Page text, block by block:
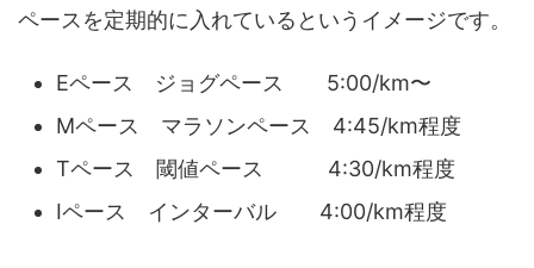
ペースを定期的に入れているというイメージです。
Eペース ジョグペース 5:00/km〜
Mペース マラソンペース 4:45/km程度
Tペース 閾値ペース 4:30/km程度
Iペース インターバル 4:00/km程度